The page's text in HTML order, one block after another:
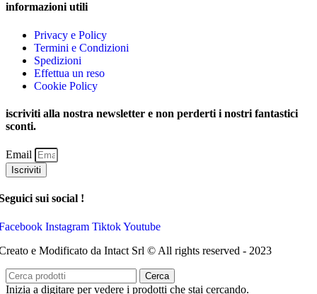
informazioni utili
Privacy e Policy
Termini e Condizioni
Spedizioni
Effettua un reso
Cookie Policy
iscriviti alla nostra newsletter e non perderti i nostri fantastici
sconti.
Email
Iscriviti
sui social !
Instagram TiktokYoutube
e Modificato da Intact Srl © All rights reserved - 2023
Cerca
Inizia a digitare per vedere i prodotti che stai cercando.